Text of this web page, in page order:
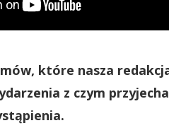
które nasza
z czym